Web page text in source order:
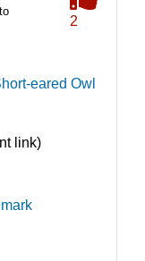
2
eared Owl
link)